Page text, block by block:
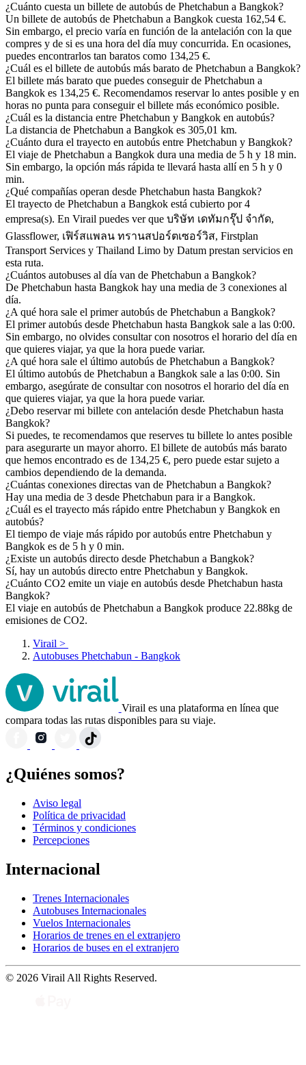
¿Cuánto cuesta un billete de autobús de Phetchabun a Bangkok?
Un billete de autobús de Phetchabun a Bangkok cuesta 162,54 €.
Sin embargo, el precio varía en función de la antelación con la que
compres y de si es una hora del día muy concurrida. En ocasiones,
puedes encontrarlos tan baratos como 134,25 €.
¿Cuál es el billete de autobús más barato de Phetchabun a Bangkok?
El billete más barato que puedes conseguir de Phetchabun a
Bangkok es 134,25 €. Recomendamos reservar lo antes posible y en
horas no punta para conseguir el billete más económico posible.
¿Cuál es la distancia entre Phetchabun y Bangkok en autobús?
La distancia de Phetchabun a Bangkok es 305,01 km.
¿Cuánto dura el trayecto en autobús entre Phetchabun y Bangkok?
El viaje de Phetchabun a Bangkok dura una media de 5 h y 18 min.
Sin embargo, la opción más rápida te llevará hasta allí en 5 h y 0
min.
¿Qué compañías operan desde Phetchabun hasta Bangkok?
El trayecto de Phetchabun a Bangkok está cubierto por 4
empresa(s). En Virail puedes ver que บริษัท เดทัมกรุ๊ป จำกัด,
Glassflower, เฟิร์สแพลน ทรานสปอร์ตเซอร์วิส, Firstplan
Transport Services y Thailand Limo by Datum prestan servicios en
esta ruta.
¿Cuántos autobuses al día van de Phetchabun a Bangkok?
De Phetchabun hasta Bangkok hay una media de 3 conexiones al
día.
¿A qué hora sale el primer autobús de Phetchabun a Bangkok?
El primer autobús desde Phetchabun hasta Bangkok sale a las 0:00.
Sin embargo, no olvides consultar con nosotros el horario del día en
que quieres viajar, ya que la hora puede variar.
¿A qué hora sale el último autobús de Phetchabun a Bangkok?
El último autobús de Phetchabun a Bangkok sale a las 0:00. Sin
embargo, asegúrate de consultar con nosotros el horario del día en
que quieres viajar, ya que la hora puede variar.
¿Debo reservar mi billete con antelación desde Phetchabun hasta
Bangkok?
Si puedes, te recomendamos que reserves tu billete lo antes posible
para asegurarte un mayor ahorro. El billete de autobús más barato
que hemos encontrado es de 134,25 €, pero puede estar sujeto a
cambios dependiendo de la demanda.
¿Cuántas conexiones directas van de Phetchabun a Bangkok?
Hay una media de 3 desde Phetchabun para ir a Bangkok.
¿Cuál es el trayecto más rápido entre Phetchabun y Bangkok en
autobús?
El tiempo de viaje más rápido por autobús entre Phetchabun y
Bangkok es de 5 h y 0 min.
¿Existe un autobús directo desde Phetchabun a Bangkok?
Sí, hay un autobús directo entre Phetchabun y Bangkok.
¿Cuánto CO2 emite un viaje en autobús desde Phetchabun hasta
Bangkok?
El viaje en autobús de Phetchabun a Bangkok produce 22.88kg de
emisiones de CO2.
Virail >
Autobuses Phetchabun - Bangkok
Virail es una plataforma en línea que
compara todas las rutas disponibles para su viaje.
¿Quiénes somos?
Aviso legal
Política de privacidad
Términos y condiciones
Percepciones
Internacional
Trenes Internacionales
Autobuses Internacionales
Vuelos Internacionales
Horarios de trenes en el extranjero
Horarios de buses en el extranjero
© 2026 Virail All Rights Reserved.